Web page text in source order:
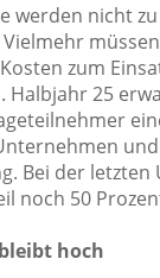
werden nicht
zum
Halbjahr 25
Bei der letzten
noch 50
hoch